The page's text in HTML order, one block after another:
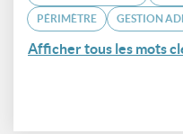
PÉRIMÈTRE GESTION
Afficher tous les mots